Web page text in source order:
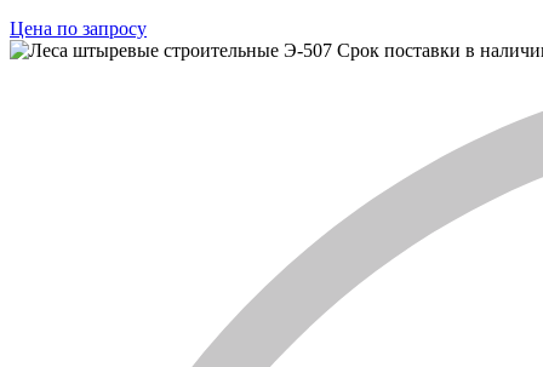
Цена по запросу
Срок поставки в